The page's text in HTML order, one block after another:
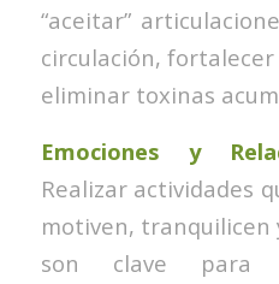
“aceitar”
circulación,
eliminar toxinas
Emociones y
Realizar actividades
motiven, tranquilicen
son clave para